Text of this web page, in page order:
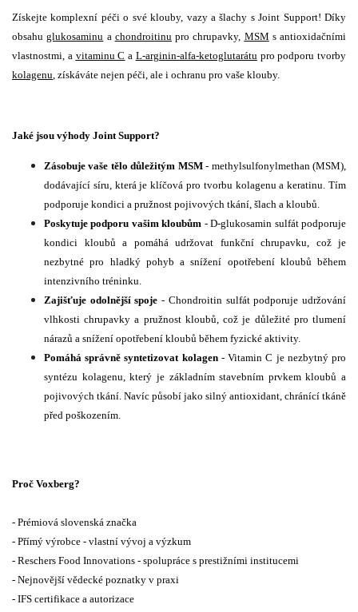
Získejte komplexní péči o své klouby, vazy a šlachy s Joint Support! Díky
obsahuglukosaminu a chondroitinu pro chrupavky, MSM s antioxidačními
vlastnostmi, a vitaminu C a L-arginin-alfa-ketoglutarátu pro podporu tvorby
kolagenu , získáváte nejen péči, ale i ochranu pro vaše klouby.
Jaké jsou výhody Joint Support?
Zásobuje vaše tělo důležitým MSM- methylsulfonylmethan (MSM),
dodávající síru, která je klíčová pro tvorbu kolagenu a keratinu. Tím
podporuje kondici a pružnost pojivových tkání, šlach a kloubů.
Poskytuje podporu vašim kloubům - D-glukosamin sulfát podporuje
kondici kloubů a pomáhá udržovat funkční chrupavku, což je
nezbytné pro hladký pohyb a snížení opotřebení kloubů během
intenzivního tréninku.
Zajišťuje odolnější spoje - Chondroitin sulfát podporuje udržování
vlhkosti chrupavky a pružnost kloubů, což je důležité pro tlumení
nárazů a snížení opotřebení kloubů během fyzické aktivity.
Pomáhá správně syntetizovat kolagen- Vitamin C je nezbytný pro
syntézu kolagenu, který je základním stavebním prvkem kloubů a
pojivových tkání. Navíc působí jako silný antioxidant, chránící tkáně
před poškozením.
Proč Voxberg?
- Prémiová slovenská značka
- Přímý výrobce - vlastní vývoj a výzkum
- Reschers Food Innovations - spolupráce s prestižními institucemi
- Nejnovější vědecké poznatky v praxi
- IFS certifikace a autorizace